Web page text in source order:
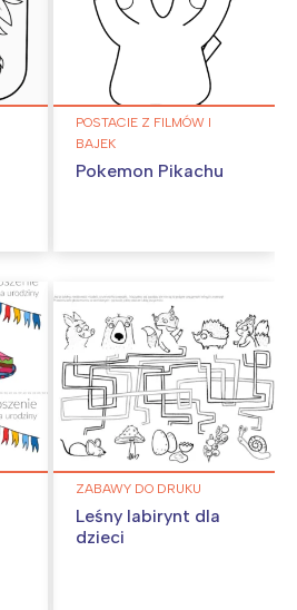
POSTACIE Z FILMÓW I
BAJEK
Pokemon Pikachu
ZABAWY DO DRUKU
Leśny labirynt dla
dzieci